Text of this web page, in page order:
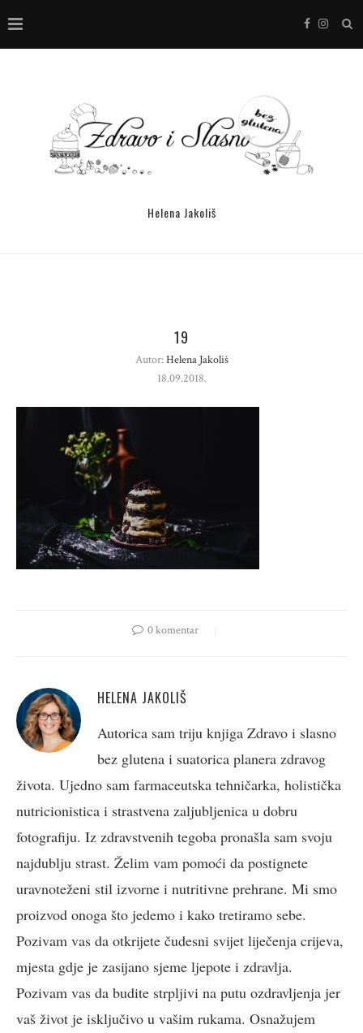
Helena Jakoliš
19
Autor:Helena Jakoliš
18.09.2018.
0 komentar
HELENA JAKOLIŠ
Autorica sam triju knjiga Zdravo i slasno
bez glutena i suatorica planera zdravog
života. Ujedno sam farmaceutska tehničarka, holistička
nutricionistica i strastvena zaljubljenica u dobru
fotografiju. Iz zdravstvenih tegoba pronašla sam svoju
najdublju strast. Želim vam pomoći da postignete
uravnoteženi stil izvorne i nutritivne prehrane. Mi smo
proizvod onoga što jedemo i kako tretiramo sebe.
Pozivam vas da otkrijete čudesni svijet liječenja crijeva,
mjesta gdje je zasijano sjeme ljepote i zdravlja.
Pozivam vas da budite strpljivi na putu ozdravljenja jer
vaš život je isključivo u vašim rukama. Osnažujem